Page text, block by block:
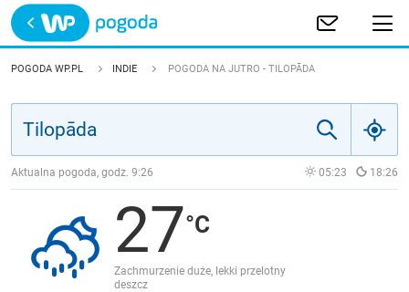
Trwa ładowanie
POLSKA
JAKOŚĆ POWIETRZA
POGODA WP.PL INDIE POGODA NA JUTRO - TILOPĀDA
Aktualna pogoda, godz. 9:26 05:23 18:26
27
Zachmurzenie duże, lekki przelotny
deszcz